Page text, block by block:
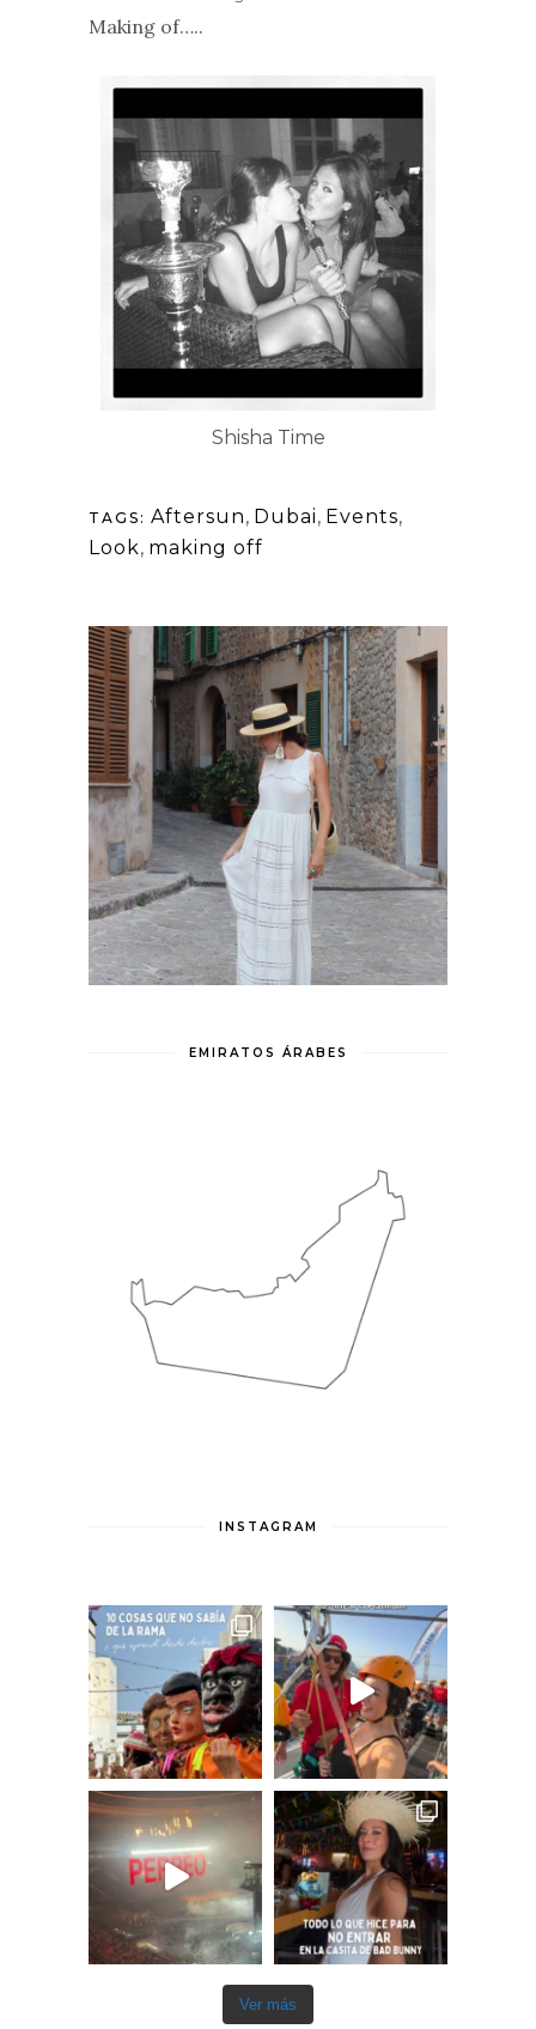
Making of…..
Shisha Time
TAGS: Aftersun, Dubai, Events,
Look, making off
EMIRATOS ÁRABES
INSTAGRAM
Ver más